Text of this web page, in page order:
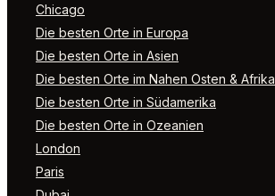
Chicago
Die besten Orte in Europa
Die besten Orte in Asien
Die besten Orte im Nahen Osten & Afrika
Die besten Orte in Südamerika
Die besten Orte in Ozeanien
London
Paris